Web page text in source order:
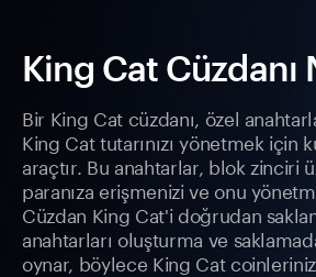
King Cat Cüzdanı
Bir King Cat cüzdanı, özel
King Cat tutarınızı yönetmek için
araçtır. Bu anahtarlar, blok zinciri
paranıza erişmenizi ve onu
Cüzdan King Cat'i doğrudan
anahtarları oluşturma ve
oynar, böylece King Cat